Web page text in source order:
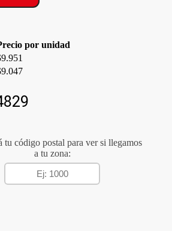
por unidad
9.951
9.047
tu código postal para ver si llegamos
a tu zona: